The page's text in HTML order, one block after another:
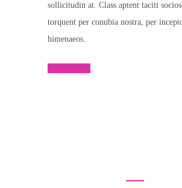
sollicitudin at. Class aptent taciti
torquent per conubia nostra, per
himenaeos.